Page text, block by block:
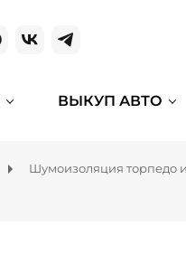
ВЫКУП АВТО
Шумоизоляция торпедо